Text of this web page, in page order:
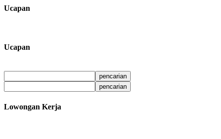
Ucapan
Ucapan
Lowongan Kerja